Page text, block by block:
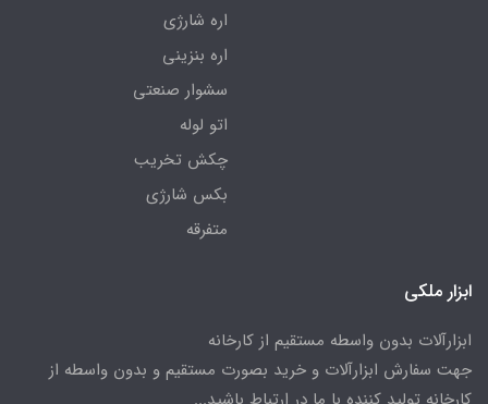
اره شارژی
اره بنزینی
سشوار صنعتی
اتو لوله
چکش تخریب
بکس شارژی
متفرقه
ابزار ملکی
ابزارآلات بدون واسطه مستقیم از کارخانه
جهت سفارش ابزارآلات و خرید بصورت مستقیم و بدون واسطه از